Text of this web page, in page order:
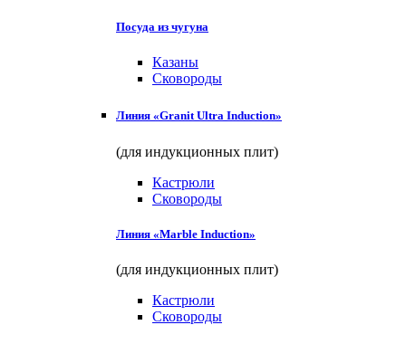
Посуда из чугуна
Казаны
Сковороды
Линия «Granit Ultra Induction»
(для индукционных плит)
Кастрюли
Сковороды
Линия «Marble Induction»
(для индукционных плит)
Кастрюли
Сковороды